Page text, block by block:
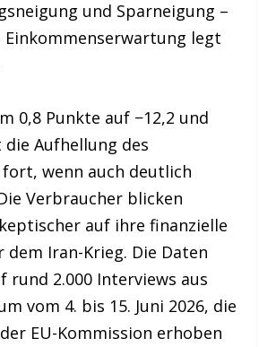
und Sparneigung –
Einkommenserwartung legt
0,8 Punkte auf −12,2 und
Aufhellung des
wenn auch deutlich
Verbraucher blicken
auf ihre finanzielle
dem Iran-Krieg. Die Daten
rund 2.000 Interviews aus
vom 4. bis 15. Juni 2026, die
EU-Kommission erhoben